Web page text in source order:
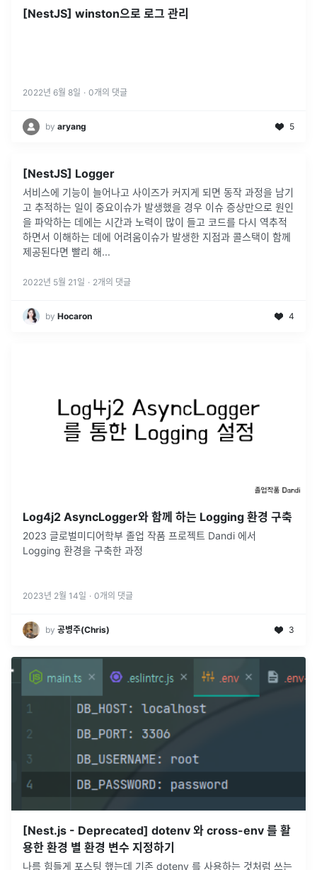
[NestJS] winston으로 로그 관리
2022년 6월 8일 · 0개의 댓글
by aryang 5
[NestJS] Logger
서비스에 기능이 늘어나고 사이즈가 커지게 되면 동작 과정을 남기
고 추적하는 일이 중요이슈가 발생했을 경우 이슈 증상만으로 원인
을 파악하는 데에는 시간과 노력이 많이 들고 코드를 다시 역추적
하면서 이해하는 데에 어려움이슈가 발생한 지점과 콜스택이 함께
제공된다면 빨리 해...
2022년 5월 21일 · 2개의 댓글
by Hocaron 4
Log4j2 AsyncLogger와 함께 하는 Logging 환경 구축
2023 글로벌미디어학부 졸업 작품 프로젝트 Dandi 에서
Logging 환경을 구축한 과정
2023년 2월 14일 · 0개의 댓글
by 공병주(Chris) 3
[Nest.js - Deprecated] dotenv 와 cross-env 를 활
용한 환경 별 환경 변수 지정하기
나름 힘들게 포스팅 했는데 기존 dotenv 를 사용하는 것처럼 쓰는